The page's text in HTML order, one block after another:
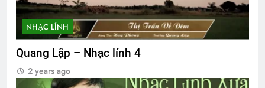
NHẠC LÍNH
Quang Lập – Nhạc lính 4
2 years ago